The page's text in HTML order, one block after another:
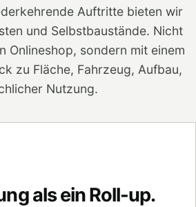
Auftritte bieten wir
und Selbstbaustände. Nicht
Onlineshop, sondern mit einem
zu Fläche, Fahrzeug, Aufbau,
Nutzung.
als ein Roll-up.